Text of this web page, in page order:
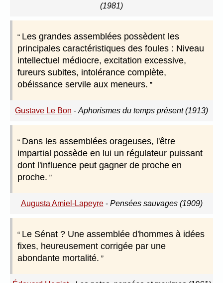
(1981)
Les grandes assemblées possèdent les
principales caractéristiques des foules : Niveau
intellectuel médiocre, excitation excessive,
fureurs subites, intolérance complète,
obéissance servile aux meneurs.
Gustave Le Bon - Aphorismes du temps présent (1913)
Dans les assemblées orageuses, l'être
impartial possède en lui un régulateur puissant
dont l'influence peut gagner de proche en
proche.
Augusta Amiel-Lapeyre- Pensées sauvages (1909)
Le Sénat ? Une assemblée d'hommes à idées
fixes, heureusement corrigée par une
abondante mortalité.